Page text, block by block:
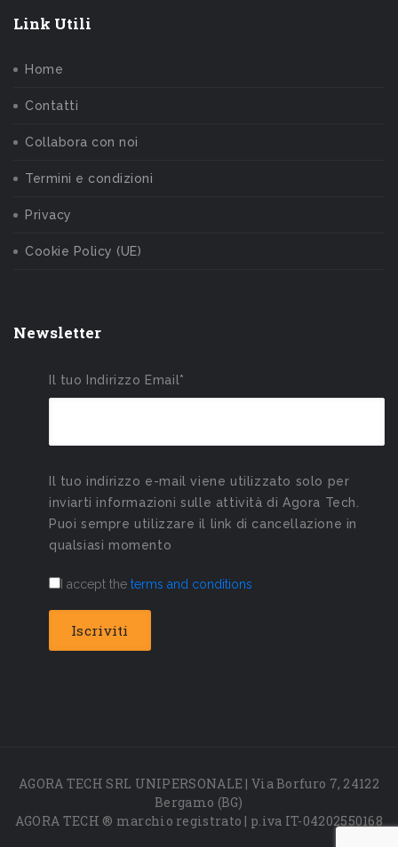
Link Utili
Home
Contatti
Collabora con noi
Termini e condizioni
Privacy
Cookie Policy (UE)
Newsletter
Il tuo Indirizzo Email*
Il tuo indirizzo e-mail viene utilizzato solo per
inviarti informazioni sulle attività di Agora Tech.
Puoi sempre utilizzare il link di cancellazione in
qualsiasi momento
I accept the terms and conditions
AGORA TECH SRL UNIPERSONALE | Via Borfuro 7, 24122
Bergamo (BG)
AGORA TECH ® marchio registrato | p.iva IT-04202550168